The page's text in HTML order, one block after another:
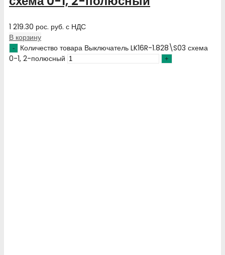
1 219.30 рос. руб. с НДС
В корзину
Количество товара Выключатель LK16R-1.828\S03 схема
0-1, 2-полюсный